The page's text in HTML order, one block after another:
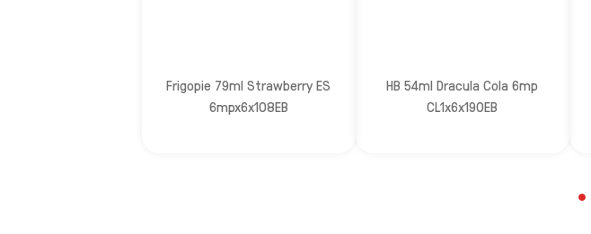
Frigopie 79ml Strawberry ES
6mpx6x108EB
HB 54ml Dracula Cola 6mp
CL1x6x190EB